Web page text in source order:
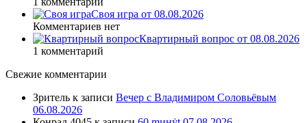
Своя игра от 08.08.2026
Комментариев нет
Квартирный вопрос от 08.08.2026
1 комментарий
Свежие комментарии
Зритель к записи Вечер с Владимиром Соловьёвым
06.08.2026